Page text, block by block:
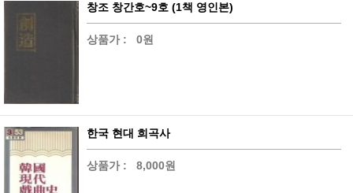
창조 창간호~9호 (1책 영인본)
상품가 : 0원
한국 현대 희곡사
상품가 : 8,000원